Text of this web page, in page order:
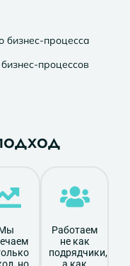
бизнес-процесса
процессов
но
Работаем
не как
подрядчики,
а как